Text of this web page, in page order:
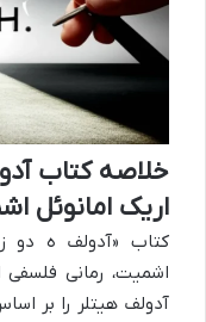
خلاصه کتاب
اریک امانوئل
کتاب «آدولف ه دو
اشمیت، رمانی
آدولف هیتلر را بر